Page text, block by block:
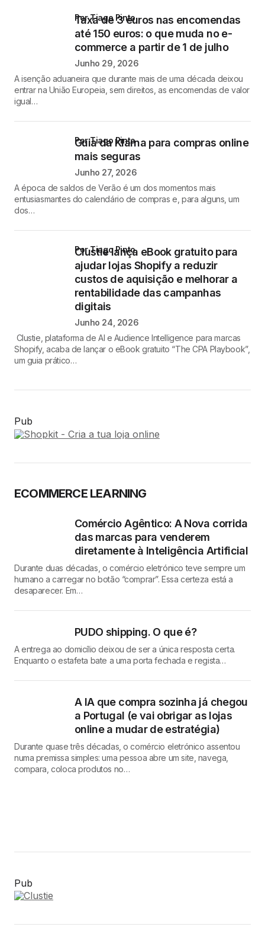
Taxa de 3 euros nas encomendas
até 150 euros: o que muda no e-
commerce a partir de 1 de julho
por Tiago Pinto
Junho 29, 2026
A isenção aduaneira que durante mais de uma década deixou
entrar na União Europeia, sem direitos, as encomendas de valor
igual…
Guia da Klarna para compras online
mais seguras
por Tiago Pinto
Junho 27, 2026
A época de saldos de Verão é um dos momentos mais
entusiasmantes do calendário de compras e, para alguns, um
dos…
Clustie lança eBook gratuito para
ajudar lojas Shopify a reduzir
custos de aquisição e melhorar a
rentabilidade das campanhas
digitais
por Tiago Pinto
Junho 24, 2026
Clustie, plataforma de AI e Audience Intelligence para marcas
Shopify, acaba de lançar o eBook gratuito “The CPA Playbook”,
um guia prático…
Pub
ECOMMERCE LEARNING
Comércio Agêntico: A Nova corrida
das marcas para venderem
diretamente à Inteligência Artificial
Durante duas décadas, o comércio eletrónico teve sempre um
humano a carregar no botão “comprar”. Essa certeza está a
desaparecer. Em…
PUDO shipping. O que é?
A entrega ao domicílio deixou de ser a única resposta certa.
Enquanto o estafeta bate a uma porta fechada e regista…
A IA que compra sozinha já chegou
a Portugal (e vai obrigar as lojas
online a mudar de estratégia)
Durante quase três décadas, o comércio eletrónico assentou
numa premissa simples: uma pessoa abre um site, navega,
compara, coloca produtos no…
Pub